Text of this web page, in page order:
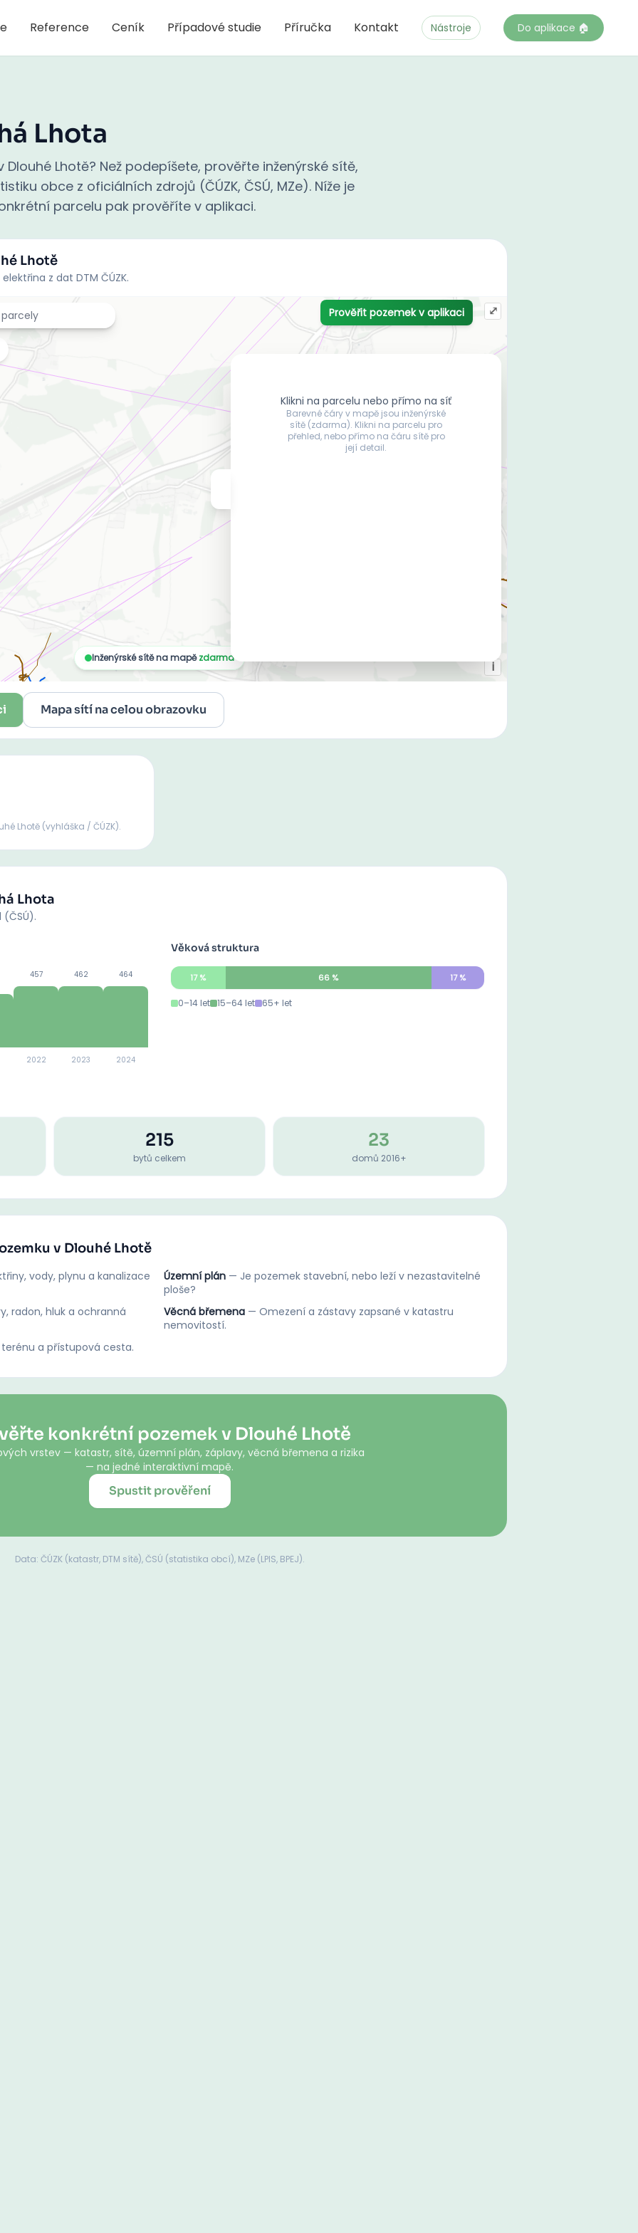
Reference Ceník Případové studie Příručka Kontakt Nástroje Do aplikace 🏠
Lhota
Lhotě? Než podepíšete, prověřte inženýrské sítě,
obce z oficiálních zdrojů (ČÚZK, ČSÚ, MZe). Níže je
parcelu pak prověříte v aplikaci.
Lhotě
z dat DTM ČÚZK.
Mapa sítí na celou obrazovku
Lhotě (vyhláška / ČÚZK).
Lhota
457
2022
462
2023
464
2024
Věková struktura
17% 66 % 17%
0–14 let 15–64 let 65+ let
215
bytů celkem
23
domů 2016+
v Dlouhé Lhotě
vody, plynu a kanalizace Územní plán — Je pozemek stavební, nebo leží v nezastavitelné
ploše?
radon, hluk a ochranná
Věcná břemena — Omezení a zástavy zapsané v katastru
nemovitostí.
a přístupová cesta.
konkrétní pozemek v Dlouhé Lhotě
vrstev — katastr, sítě, územní plán, záplavy, věcná břemena a rizika
— na jedné interaktivní mapě.
Spustit prověření
Data: ČÚZK (katastr, DTM sítě), ČSÚ (statistika obcí), MZe (LPIS, BPEJ).